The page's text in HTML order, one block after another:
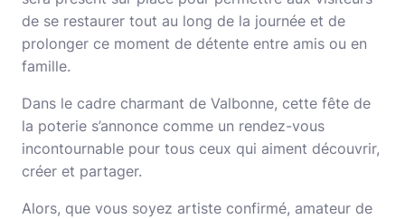
de se restaurer tout au long de la journée et de
prolonger ce moment de détente entre amis ou en
famille.
Dans le cadre charmant de Valbonne, cette fête de
la poterie s’annonce comme un rendez-vous
incontournable pour tous ceux qui aiment découvrir,
créer et partager.
Alors, que vous soyez artiste confirmé, amateur de